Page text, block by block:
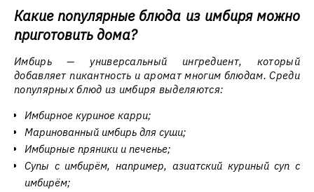
Какие популярные блюда из имбиря можно
приготовить дома?
Имбирь — универсальный ингредиент, который
добавляет пикантность и аромат многим блюдам. Среди
популярных блюд из имбиря выделяются:
Имбирное куриное карри;
Маринованный имбирь для суши;
Имбирные пряники и печенье;
Супы с имбирём, например, азиатский куриный суп с
имбирём;